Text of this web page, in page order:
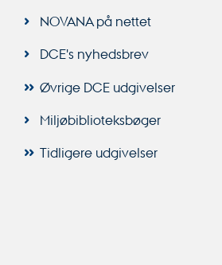
NOVANA på nettet
DCE's nyhedsbrev
Øvrige DCE udgivelser
Miljøbiblioteksbøger
Tidligere udgivelser